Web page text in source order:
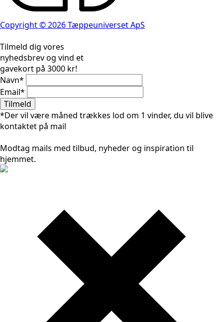
Copyright © 2026 Tæppeuniverset ApS
Tilmeld dig vores
nyhedsbrev og vind et
gavekort på 3000 kr!
Navn*
Email*
Tilmeld
*Der vil være måned trækkes lod om 1 vinder, du vil blive
kontaktet på mail
Modtag mails med tilbud, nyheder og inspiration til
hjemmet.